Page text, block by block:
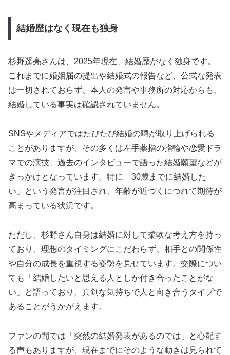
結婚歴はなく現在も独身
杉野遥亮さんは、2025年現在、結婚歴がなく独身です。
これまでに婚姻届の提出や結婚式の報告など、公式な発表
は一切されておらず、本人の発言や事務所の対応からも、
結婚している事実は確認されていません。
SNSやメディアではたびたび結婚の噂が取り上げられる
ことがありますが、その多くは左手薬指の指輪や恋愛ドラ
マでの演技、過去のインタビューで語った結婚願望などが
きっかけとなっています。特に「30歳までに結婚した
い」という発言が注目され、年齢が近づくにつれて期待が
高まっている状況です。
ただし、杉野さん自身は結婚に対して柔軟な考え方を持っ
ており、理想のタイミングにこだわらず、相手との関係性
や自分の成長を重視する姿勢を見せています。交際につい
ても「結婚したいと思える人としか付き合ったことがな
い」と語っており、真剣な気持ちで人と向き合うタイプで
あることがうかがえます。
ファンの間では「突然の結婚発表があるのでは」と心配す
る声もありますが、現在までにそのような動きは見られて